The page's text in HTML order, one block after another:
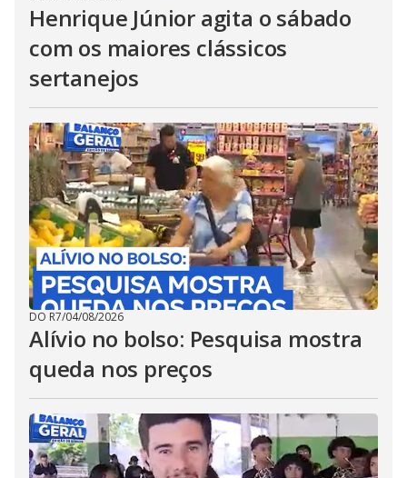
Henrique Júnior agita o sábado
com os maiores clássicos
sertanejos
DO R7/04/08/2026
Alívio no bolso: Pesquisa mostra
queda nos preços